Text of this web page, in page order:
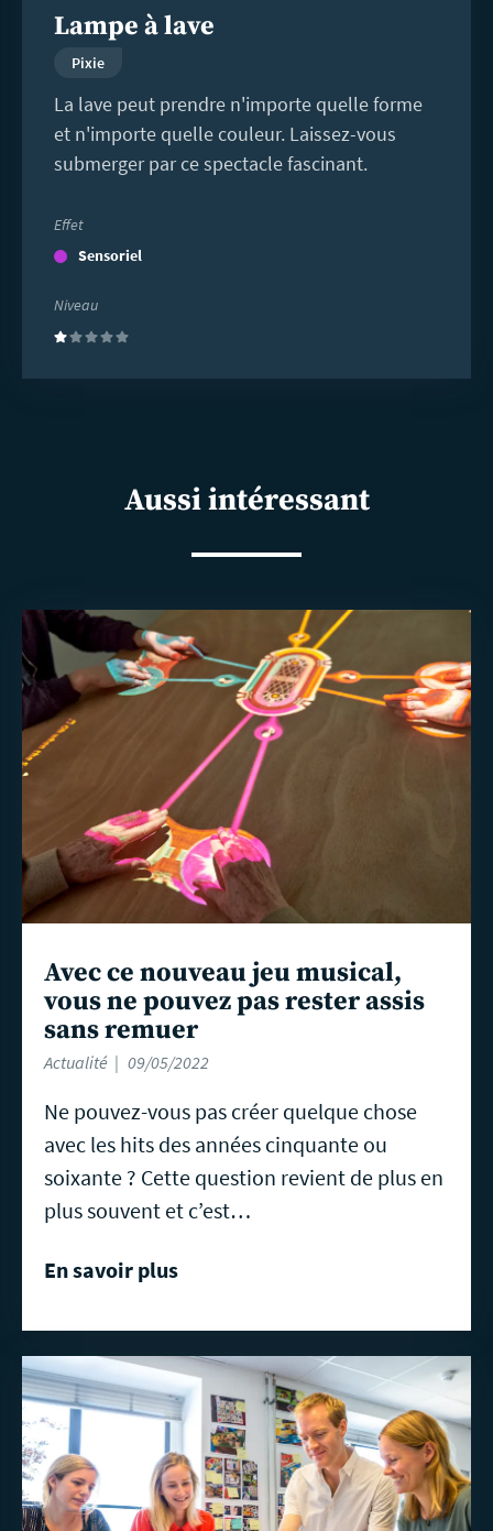
Lampe à lave
Pixie
La lave peut prendre n'importe quelle forme
et n'importe quelle couleur. Laissez-vous
submerger par ce spectacle fascinant.
Effet
Sensoriel
Niveau
(1)
Aussi intéressant
Avec ce nouveau jeu musical,
vous ne pouvez pas rester assis
sans remuer
Actualité 09/05/2022
Ne pouvez-vous pas créer quelque chose
avec les hits des années cinquante ou
soixante ? Cette question revient de plus en
plus souvent et c’est…
En savoir plus
En
savoir
plus
En
savoir
plus